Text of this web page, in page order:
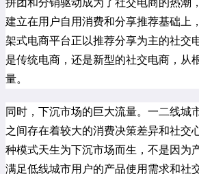
拼团和分销驱动成为了社交电商的热潮
建立在用户自用消费和分享推荐基础上
架式电商平台正以推荐分享为主的社交
是传统电商，还是新型的社交电商，从
量。
同时，下沉市场的巨大流量。一二线城
之间存在着较大的消费决策差异和社交
种模式天生为下沉市场而生，不是因为
满足低线城市用户的产品使用需求和社